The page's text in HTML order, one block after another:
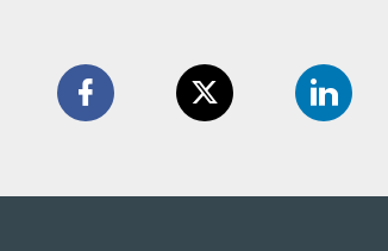
Retrouvez
laFacebookTwitter